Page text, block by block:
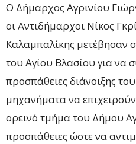
Ο Δήμαρχος Αγρινίου
οι Αντιδήμαρχοι Νίκος
Καλαμπαλίκης μετέβησαν
του Αγίου Βλασίου για να
προσπάθειες διάνοιξης
μηχανήματα να
ορεινό τμήμα του Δήμου
προσπάθειες ώστε να